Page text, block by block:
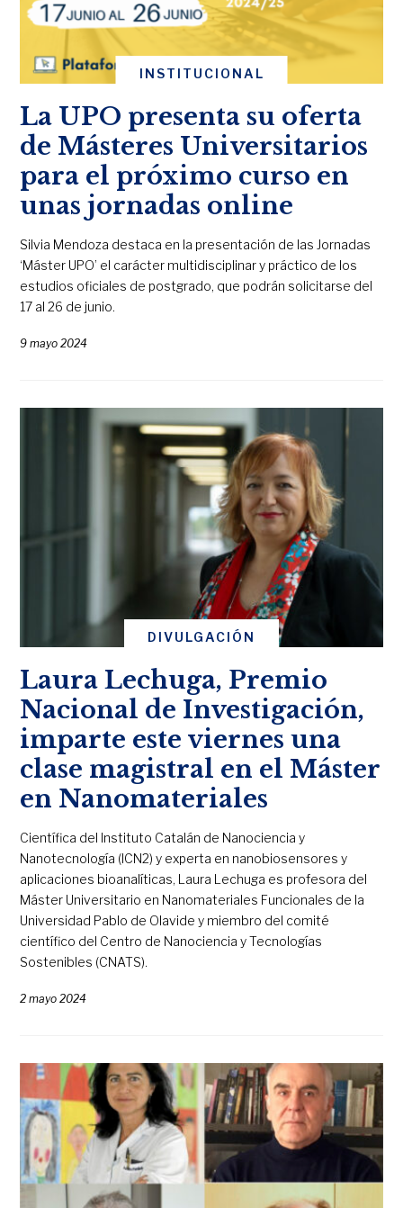
INSTITUCIONAL
La UPO presenta su oferta
de Másteres Universitarios
para el próximo curso en
unas jornadas online
Silvia Mendoza destaca en la presentación de las Jornadas
‘Máster UPO’ el carácter multidisciplinar y práctico de los
estudios oficiales de postgrado, que podrán solicitarse del
17 al 26 de junio.
9 mayo 2024
DIVULGACIÓN
Laura Lechuga, Premio
Nacional de Investigación,
imparte este viernes una
clase magistral en el Máster
en Nanomateriales
Científica del Instituto Catalán de Nanociencia y
Nanotecnología (ICN2) y experta en nanobiosensores y
aplicaciones bioanalíticas, Laura Lechuga es profesora del
Máster Universitario en Nanomateriales Funcionales de la
Universidad Pablo de Olavide y miembro del comité
científico del Centro de Nanociencia y Tecnologías
Sostenibles (CNATS).
2 mayo 2024